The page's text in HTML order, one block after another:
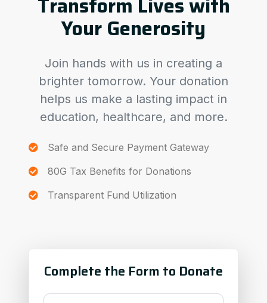
Your Generosity
Join hands with us in creating a
brighter tomorrow. Your donation
helps us make a lasting impact in
education, healthcare, and more.
Safe and Secure Payment Gateway
80G Tax Benefits for Donations
Transparent Fund Utilization
Complete the Form to Donate